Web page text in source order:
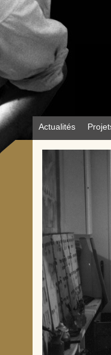
Actualités